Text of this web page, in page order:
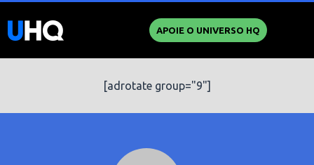
APOIE O UNIVERSO HQ
[adrotate group="9"]